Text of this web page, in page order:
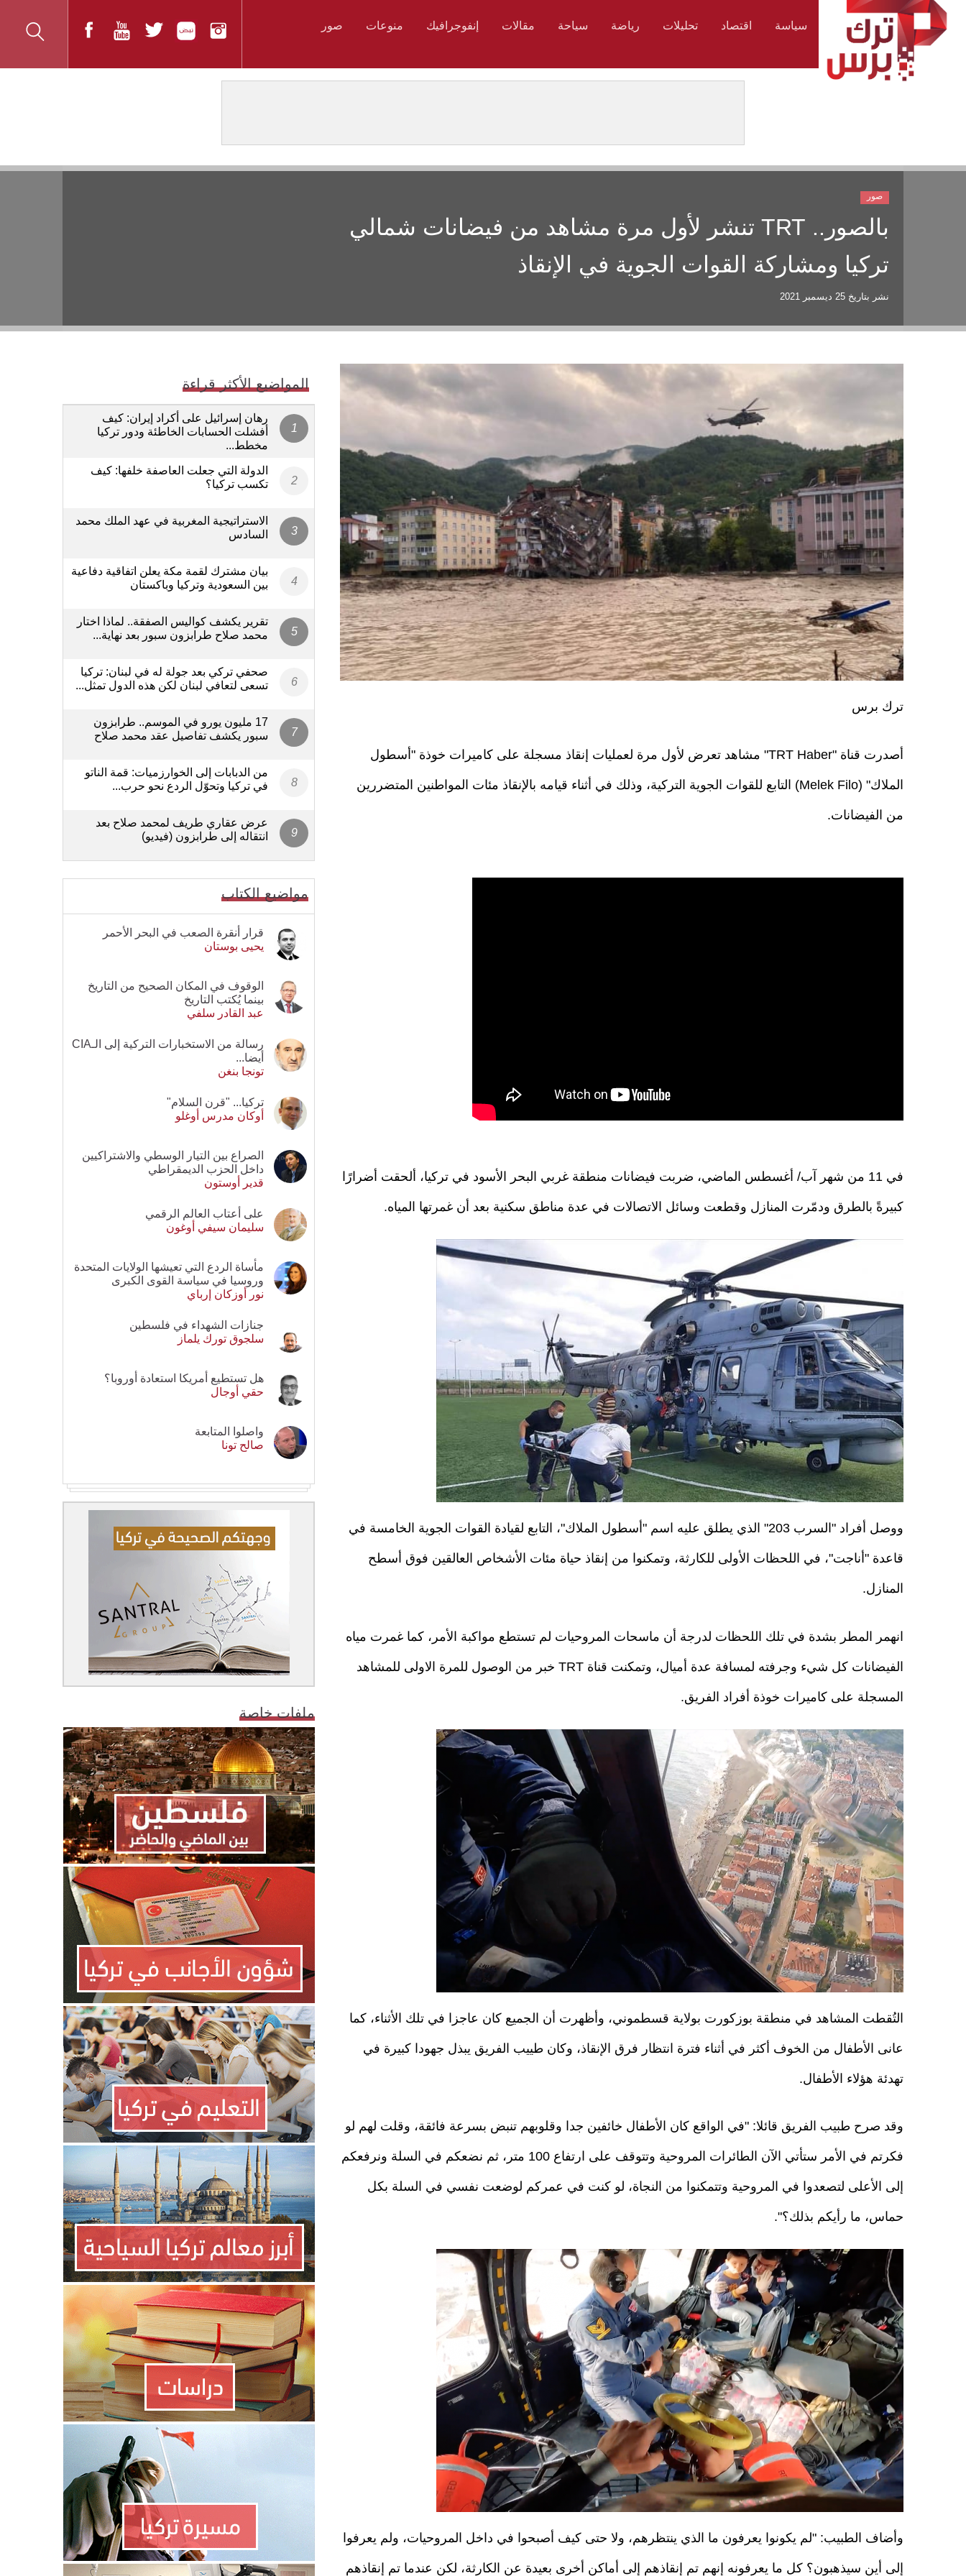
سياسة اقتصاد تحليلات رياضة سياحة مقالات إنفوجرافيك منوعات صور
بالصور.. TRT تنشر لأول مرة مشاهد من فيضانات شمالي
تركيا ومشاركة القوات الجوية في الإنقاذ
نشر بتاريخ 25 ديسمبر 2021
صور
ترك برس
أصدرت قناة "TRT Haber" مشاهد تعرض لأول مرة لعمليات إنقاذ مسجلة على كاميرات خوذة "أسطول
الملاك" (Melek Filo) التابع للقوات الجوية التركية، وذلك في أثناء قيامه بالإنقاذ مئات المواطنين المتضررين
من الفيضانات.
في 11 من شهر آب/ أغسطس الماضي، ضربت فيضانات منطقة غربي البحر الأسود في تركيا، ألحقت أضرارًا
كبيرةً بالطرق ودمّرت المنازل وقطعت وسائل الاتصالات في عدة مناطق سكنية بعد أن غمرتها المياه.
thumbs_b_c_8d1644b889f1216383ac736e07aed221.jpg
ووصل أفراد "السرب 203" الذي يطلق عليه اسم "أسطول الملاك"، التابع لقيادة القوات الجوية الخامسة في
قاعدة "أناجت"، في اللحظات الأولى للكارثة، وتمكنوا من إنقاذ حياة مئات الأشخاص العالقين فوق أسطح
المنازل.
انهمر المطر بشدة في تلك اللحظات لدرجة أن ماسحات المروحيات لم تستطع مواكبة الأمر، كما غمرت مياه
الفيضانات كل شيء وجرفته لمسافة عدة أميال، وتمكنت قناة TRT خبر من الوصول للمرة الاولى للمشاهد
المسجلة على كاميرات خوذة أفراد الفريق.
ekran_resmi_2021-11-16_13_10_53.png
التُقطت المشاهد في منطقة بوزكورت بولاية قسطموني، وأظهرت أن الجميع كان عاجزا في تلك الأثناء، كما
عانى الأطفال من الخوف أكثر في أثناء فترة انتظار فرق الإنقاذ، وكان طييب الفريق يبذل جهودا كبيرة في
تهدئة هؤلاء الأطفال.
وقد صرح طبيب الفريق قائلا: "في الواقع كان الأطفال خائفين جدا وقلوبهم تنبض بسرعة فائقة، وقلت لهم لو
فكرتم في الأمر ستأتي الآن الطائرات المروحية وتتوقف على ارتفاع 100 متر، ثم نضعكم في السلة ونرفعكم
إلى الأعلى لتصعدوا في المروحية وتتمكنوا من النجاة، لو كنت في عمركم لوضعت نفسي في السلة بكل
حماس، ما رأيكم بذلك؟".
ekran_resmi_2021-11-16_13_09_56.png
وأضاف الطبيب: "لم يكونوا يعرفون ما الذي ينتظرهم، ولا حتى كيف أصبحوا في داخل المروحيات، ولم يعرفوا
إلى أين سيذهبون؟ كل ما يعرفونه إنهم تم إنقاذهم إلى أماكن أخرى بعيدة عن الكارثة، لكن عندما تم إنقاذهم
المواضيع الأكثر قراءة
رهان إسرائيل على أكراد إيران: كيف
أفشلت الحسابات الخاطئة ودور تركيا
مخطط...
الدولة التي جعلت العاصفة خلفها: كيف
تكسب تركيا؟
الاستراتيجية المغربية في عهد الملك محمد
السادس
بيان مشترك لقمة مكة يعلن اتفاقية دفاعية
بين السعودية وتركيا وباكستان
تقرير يكشف كواليس الصفقة.. لماذا اختار
محمد صلاح طرابزون سبور بعد نهاية...
صحفي تركي بعد جولة له في لبنان: تركيا
تسعى لتعافي لبنان لكن هذه الدول تمثل...
17 مليون يورو في الموسم.. طرابزون
سبور يكشف تفاصيل عقد محمد صلاح
من الدبابات إلى الخوارزميات: قمة الناتو
في تركيا وتحوّل الردع نحو حرب...
عرض عقاري طريف لمحمد صلاح بعد
انتقاله إلى طرابزون (فيديو)
مواضيع الكتاب
قرار أنقرة الصعب في البحر الأحمر
يحيى بوستان
الوقوف في المكان الصحيح من التاريخ
بينما يُكتب التاريخ
عبد القادر سلفي
رسالة من الاستخبارات التركية إلى الـCIA
أيضا...
تونجا بنغن
تركيا... "قرن السلام"
أوكان مدرس أوغلو
الصراع بين التيار الوسطي والاشتراكيين
داخل الحزب الديمقراطي
قدير أوستون
على أعتاب العالم الرقمي
سليمان سيفي أوغون
مأساة الردع التي تعيشها الولايات المتحدة
وروسيا في سياسة القوى الكبرى
نور أوزكان إرباي
جنازات الشهداء في فلسطين
سلجوق تورك يلماز
هل تستطيع أمريكا استعادة أوروبا؟
حقي أوجال
واصلوا المتابعة
صالح تونا
ملفات خاصة